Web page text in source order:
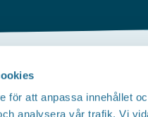
för att anpassa innehållet
analysera vår trafik. Vi
webbplatsen